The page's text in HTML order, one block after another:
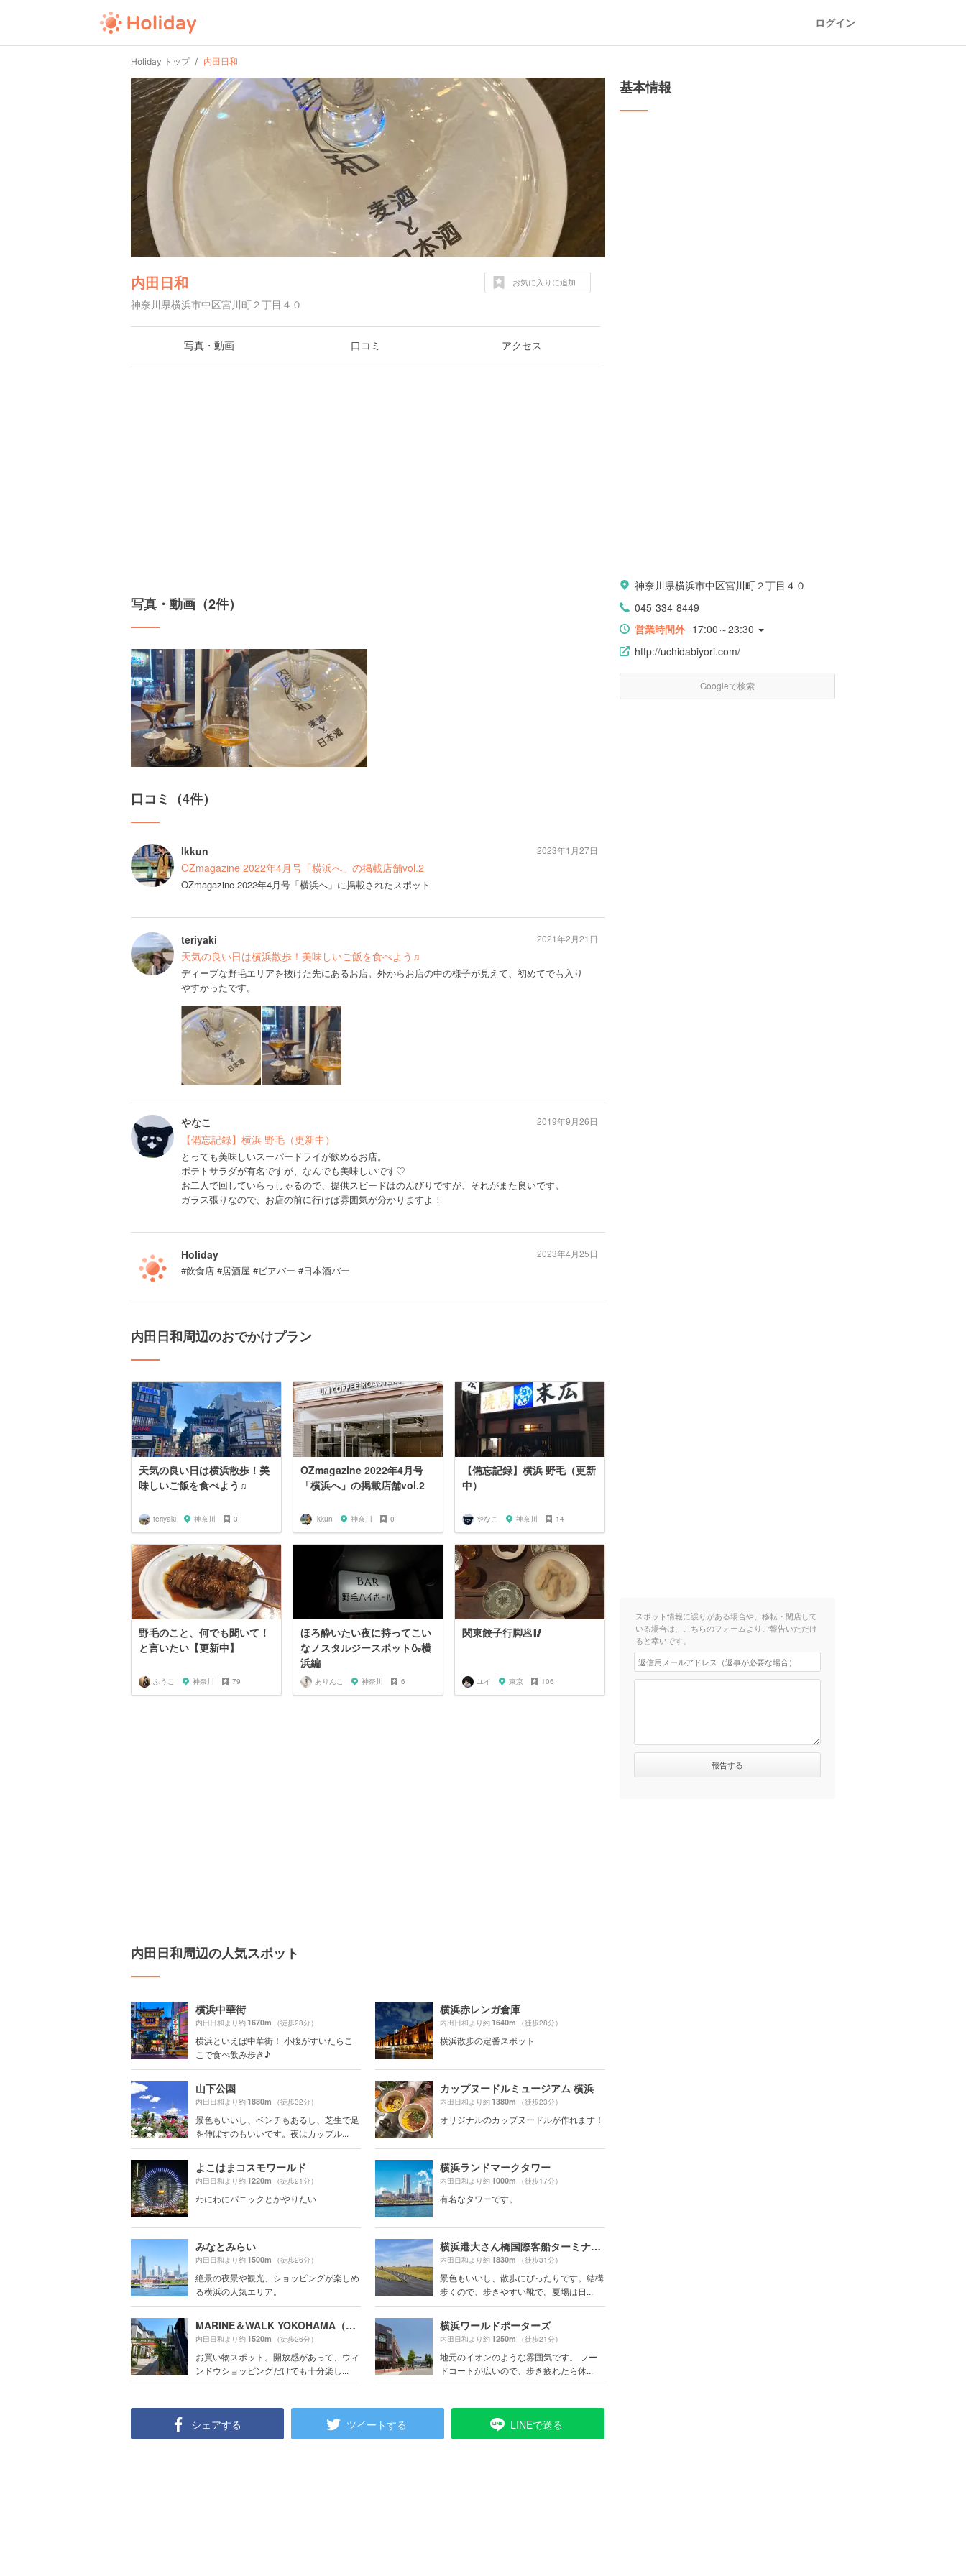
ログイン
Holiday トップ 内田日和
内田日和
神奈川県横浜市中区宮川町２丁目４０
お気に入りに追加
写真・動画 口コミ アクセス
写真・動画（2件）
口コミ（4件）
Ikkun
OZmagazine 2022年4月号「横浜へ」の掲載店舗vol.2
OZmagazine 2022年4月号「横浜へ」に掲載されたスポット
2023年1月27日
teriyaki
天気の良い日は横浜散歩！美味しいご飯を食べよう♫
ディープな野毛エリアを抜けた先にあるお店。外からお店の中の様子が見えて、初めてでも入り
やすかったです。
2021年2月21日
やなこ
【備忘記録】横浜 野毛（更新中）
とっても美味しいスーパードライが飲めるお店。
ポテトサラダが有名ですが、なんでも美味しいです♡
お二人で回していらっしゃるので、提供スピードはのんびりですが、それがまた良いです。
ガラス張りなので、お店の前に行けば雰囲気が分かりますよ！
2019年9月26日
Holiday
#飲食店 #居酒屋 #ビアバー #日本酒バー
2023年4月25日
内田日和周辺のおでかけプラン
天気の良い日は横浜散歩！美
味しいご飯を食べよう♫
teriyaki 神奈川 3
OZmagazine 2022年4月号
「横浜へ」の掲載店舗vol.2
Ikkun 神奈川 0
【備忘記録】横浜 野毛（更新
中）
やなこ 神奈川 14
野毛のこと、何でも聞いて！
と言いたい【更新中】
ふうこ 神奈川 79
ほろ酔いたい夜に持ってこい
なノスタルジースポット🍶横
浜編
ありんこ 神奈川 6
関東餃子行脚🥟🥢
ユイ 東京 106
内田日和周辺の人気スポット
横浜中華街
内田日和より約1670m （徒歩28分）
横浜といえば中華街！ 小腹がすいたらこ
こで食べ飲み歩き♪
横浜赤レンガ倉庫
内田日和より約1640m （徒歩28分）
横浜散歩の定番スポット
山下公園
内田日和より約1880m （徒歩32分）
景色もいいし、ベンチもあるし、芝生で足
を伸ばすのもいいです。夜はカップル...
カップヌードルミュージアム 横浜
内田日和より約1380m （徒歩23分）
オリジナルのカップヌードルが作れます！
よこはまコスモワールド
内田日和より約1220m （徒歩21分）
わにわにパニックとかやりたい
横浜ランドマークタワー
内田日和より約1000m （徒歩17分）
有名なタワーです。
みなとみらい
内田日和より約1500m （徒歩26分）
絶景の夜景や観光、ショッピングが楽しめ
る横浜の人気エリア。
横浜港大さん橋国際客船ターミナル（大さん橋）
内田日和より約1830m （徒歩31分）
景色もいいし、散歩にぴったりです。結構
歩くので、歩きやすい靴で。夏場は日...
MARINE＆WALK YOKOHAMA（マリン アンド ウォーク ヨコハマ）
内田日和より約1520m （徒歩26分）
お買い物スポット。開放感があって、ウィ
ンドウショッピングだけでも十分楽し...
横浜ワールドポーターズ
内田日和より約1250m （徒歩21分）
地元のイオンのような雰囲気です。 フー
ドコートが広いので、歩き疲れたら休...
シェアする ツイートする LINEで送る
基本情報
神奈川県横浜市中区宮川町２丁目４０
045-334-8449
営業時間外 17:00～23:30
http://uchidabiyori.com/
Googleで検索
スポット情報に誤りがある場合や、移転・閉店して
いる場合は、こちらのフォームよりご報告いただけ
ると幸いです。